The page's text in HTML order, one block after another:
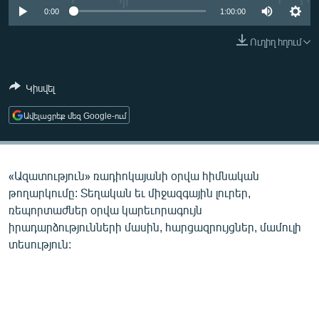
ՄԻՋԱԶԳԱՅԻՆ
ՄԵԿՆԱԲԱՆՈՒԹՅՈՒՆ
ՏՏ ԵՒ ԻՆՏԵՐՆԵՏ
ԿՈՐՈՆԱՎԻՐՈՒՍ
ՏԵՍԱՆՅՈՒԹԵՐ
ԲԱՆԱՎԵՃ
ՁԳՏԵԼՈՎ ԼԱՎԱԳՈՒՅՆԻՆ
0:00 1:00:00
Ուղիղ հղում
Կիսվել
Ավելացրեք մեզ Google-ում
«Ազատություն» ռադիոկայանի օրվա հիմնական
թողարկումը: Տեղական եւ միջազգային լուրեր,
ռեպորտաժներ օրվա կարեւորագույն
իրադարձությունների մասին, հարցազրույցներ, մամուլի
տեսություն: